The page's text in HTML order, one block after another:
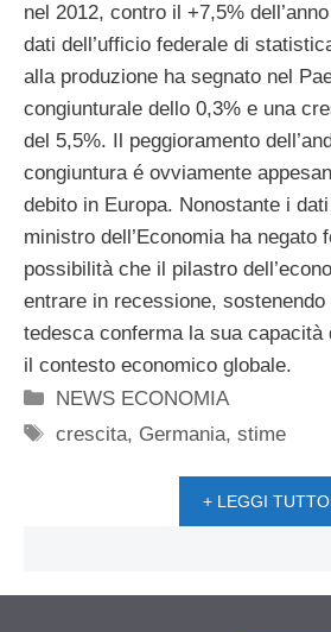
nel 2012, contro il +7,5%
dati dell’ufficio federale di
alla produzione ha segnato nel
congiunturale dello 0,3% e una
del 5,5%. Il peggioramento
congiuntura é ovviamente
debito in Europa. Nonostante i
ministro dell’Economia ha negato
possibilità che il pilastro
entrare in recessione, sostenendo
tedesca conferma la sua capacità
il contesto economico globale.
Categorie
NEWS ECONOMIA
Tag
crescita, Germania,stime
+ LEGGI TUTTO